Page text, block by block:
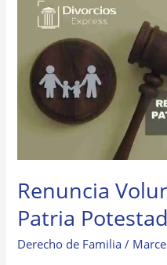
Renuncia
Patria
Derecho de Familia /
Voluntaria
Patria
Potestad